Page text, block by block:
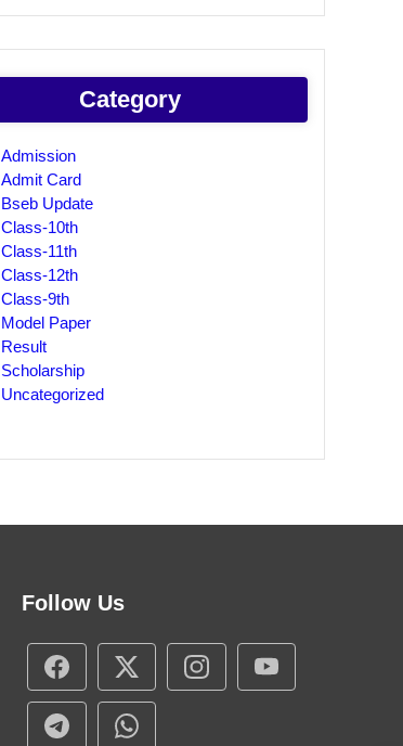
Category
Admission
Admit Card
Bseb Update
Class-10th
Class-11th
Class-12th
Class-9th
Model Paper
Result
Scholarship
Uncategorized
Follow Us